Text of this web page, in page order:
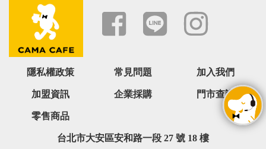
台北市大安區安和路一段 27 號 18 樓
隱私權政策 常見問題 加入我們
加盟資訊 企業採購 門市查詢
零售商品